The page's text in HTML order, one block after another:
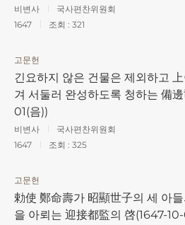
비변사
국사편찬위원회
1647
조회 : 321
고문헌
긴요하지 않은 건물은 제외하고
겨 서둘러 완성하도록 청하는 備
01(음))
비변사
국사편찬위원회
1647
조회 : 325
고문헌
勅使 鄭命壽가 昭顯世子의 세 아
을 아뢰는 迎接都監의 啓(1647-